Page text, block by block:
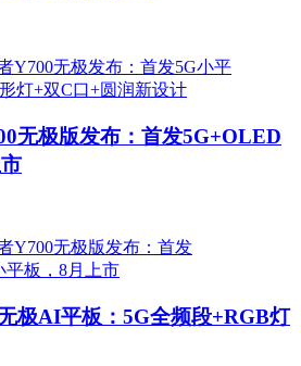
无极版发布：首发5G+OLED
极AI平板：5G全频段+RGB灯